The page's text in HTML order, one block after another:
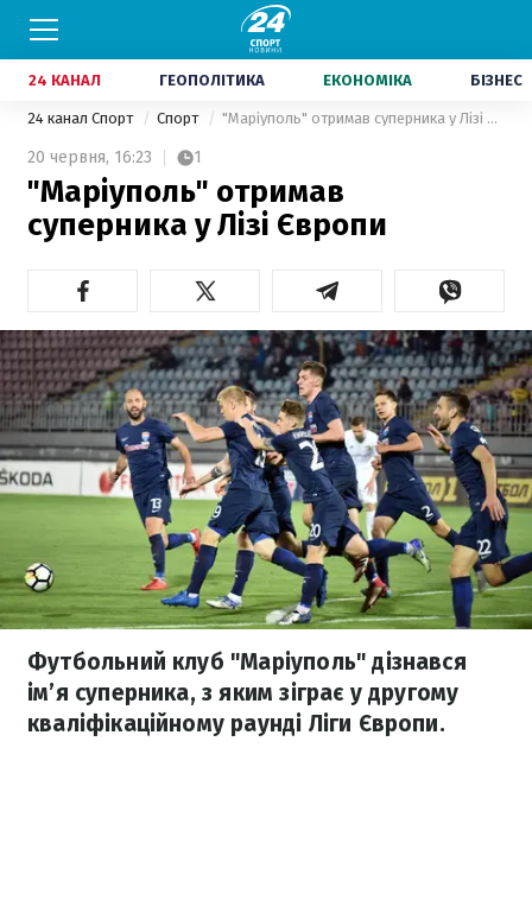
24 КАНАЛ ГЕОПОЛІТИКА ЕКОНОМІКА БІЗНЕС
24 канал Спорт Спорт "Маріуполь" отримав суперника у Лізі Європи
20 червня, 16:23 1
"Маріуполь" отримав
суперника у Лізі Європи
Футбольний клуб "Маріуполь" дізнався
ім’я суперника, з яким зіграє у другому
кваліфікаційному раунді Ліги Європи.